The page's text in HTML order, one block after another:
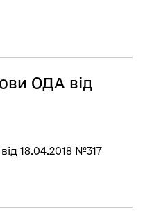
ОДА від
18.04.2018 №317